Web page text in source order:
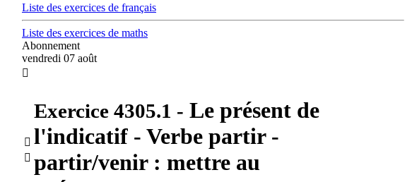
Liste des exercices de français
Liste des exercices de maths
Abonnement
vendredi 07 août



Exercice 4305.1 - Le présent de
l'indicatif - Verbe partir -
partir/venir : mettre au